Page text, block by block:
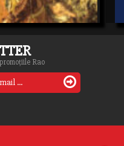
Rao